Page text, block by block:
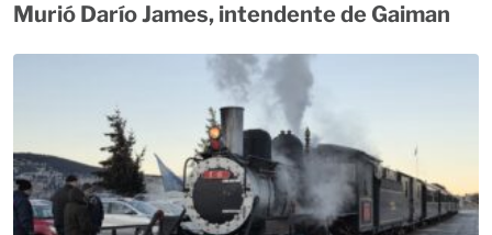
Murió Darío James, intendente de Gaiman